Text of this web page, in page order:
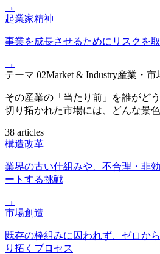
→
起業家精神
事業を成長させるためにリスクを
→
テーマ 02Market & Industry産業・市
その産業の「当たり前」を誰がど
切り拓かれた市場には、どんな景
38 articles
構造改革
業界の古い仕組みや、不合理・非
ートする挑戦
→
市場創造
既存の枠組みに囚われず、ゼロか
り拓くプロセス